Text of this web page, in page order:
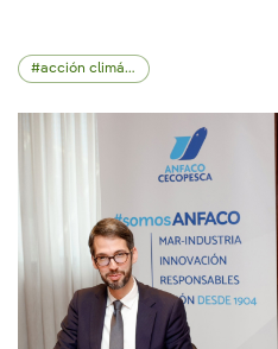
acción climática